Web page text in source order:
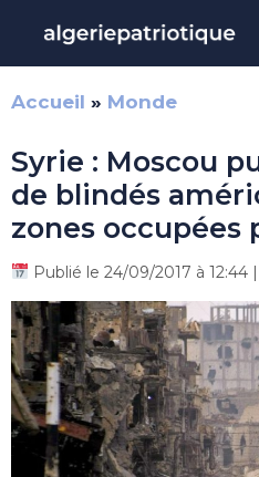
contenu
Accueil » Monde
Syrie : Moscou
de blindés
zones occupées
Publié le 24/09/2017 à 12:44 |